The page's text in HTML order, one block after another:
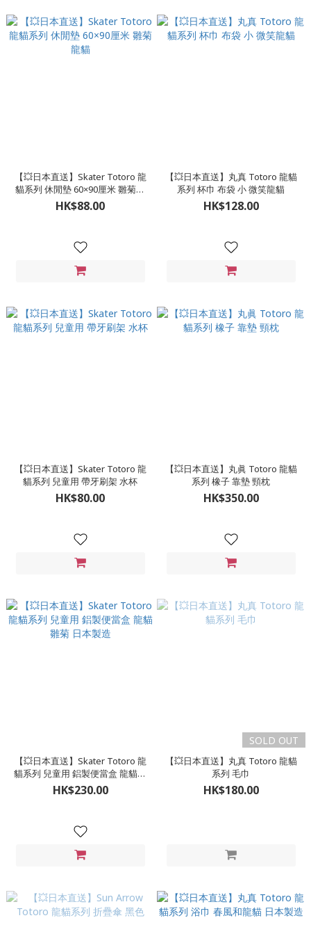
【💥日本直送】Skater Totoro 龍
貓系列 休閒墊 60×90厘米 雛菊龍
貓
HK$88.00
【💥日本直送】丸真 Totoro 龍貓
系列 杯巾 布袋 小 微笑龍貓
HK$128.00
【💥日本直送】Skater Totoro 龍
貓系列 兒童用 帶牙刷架 水杯
HK$80.00
【💥日本直送】丸眞 Totoro 龍貓
系列 橡子 靠墊 頸枕
HK$350.00
【💥日本直送】Skater Totoro 龍
貓系列 兒童用 鋁製便當盒 龍貓雛
菊 日本製造
HK$230.00
SOLD OUT
【💥日本直送】丸真 Totoro 龍貓
系列 毛巾
HK$180.00